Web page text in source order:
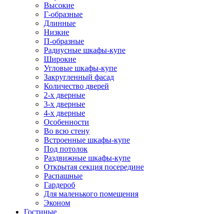
Высокие
Г-образные
Длинные
Низкие
П-образные
Радиусные шкафы-купе
Широкие
Угловые шкафы-купе
Закругленный фасад
Количество дверей
2-х дверные
3-х дверные
4-х дверные
Особенности
Во всю стену
Встроенные шкафы-купе
Под потолок
Раздвижные шкафы-купе
Открытая секция посередине
Распашные
Гардероб
Для маленького помещения
Эконом
Гостиные